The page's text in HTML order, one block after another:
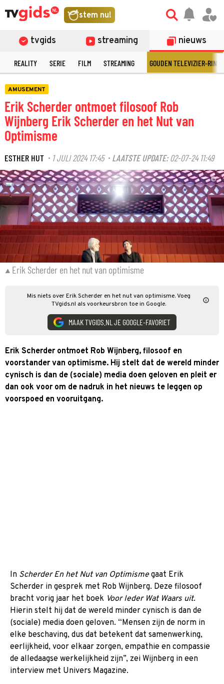
stem nu!
tvgids streaming nieuws
REALITY SERIE FILM STREAMING GOUDEN TELEVIZIER-RING
AMUSEMENT
Erik Scherder ontmoet filosoof Rob
Wijnberg Erik Scherder en het Nut van
Optimisme
ESTHER HUT · 1 JULI 2024 17:45· LAATSTE UPDATE: 02-07-24 11:49
©
Erik Scherder en het nut van optimisme
Mis niets over Erik Scherder en het nut van optimisme. Voeg
TVgids.nl als voorkeursbron toe in Google.
MAAK TVGIDS.NL JE GOOGLE-FAVORIET
Erik Scherder ontmoet Rob Wijnberg, filosoof en
voorstander van optimisme. Hij stelt dat de wereld minder
cynisch is dan de (sociale) media doen geloven en pleit er
dan ook voor om de nadruk in het nieuws te leggen op
voorspoed en vooruitgang.
In Scherder En het Nut van Optimismegaat Erik
Scherder in gesprek met Rob Wijnberg. Deze filosoof
bracht vorig jaar het boek Voor Ieder Wat Waars uit.
Hierin stelt hij dat de wereld minder cynisch is dan de
(sociale) media doen geloven. “Mensen zijn de norm in
elke beschaving, dus dat betekent dat samenwerking,
eerlijkheid, voor elkaar zorgen, empathie en compassie
de alledaagse werkelijkheid zijn”, zei Wijnberg in een
interview met Univers Magazine.